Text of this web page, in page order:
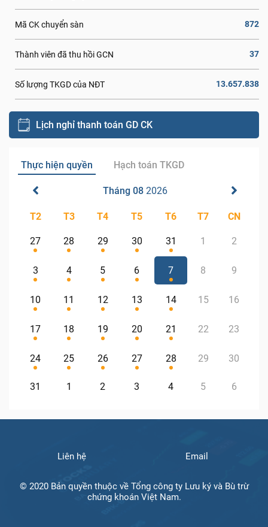
Mã CK chuyển sàn 872
Thành viên đã thu hồi GCN 37
Số lượng TKGD của NĐT 13.657.838
Lịch nghỉ thanh toán GD CK
Thực hiện quyền Hạch toán TKGD
Tháng 08 2026
T2 T3 T4 T5 T6 T7 CN
27 28 29 30 31 1 2
3 4 5 6 7 8 9
10 11 12 13 14 15 16
17 18 19 20 21 22 23
24 25 26 27 28 29 30
31 1 2 3 4 5 6
Liên hệ Email
© 2020 Bản quyền thuộc về Tổng công ty Lưu ký và Bù trừ
chứng khoán Việt Nam.